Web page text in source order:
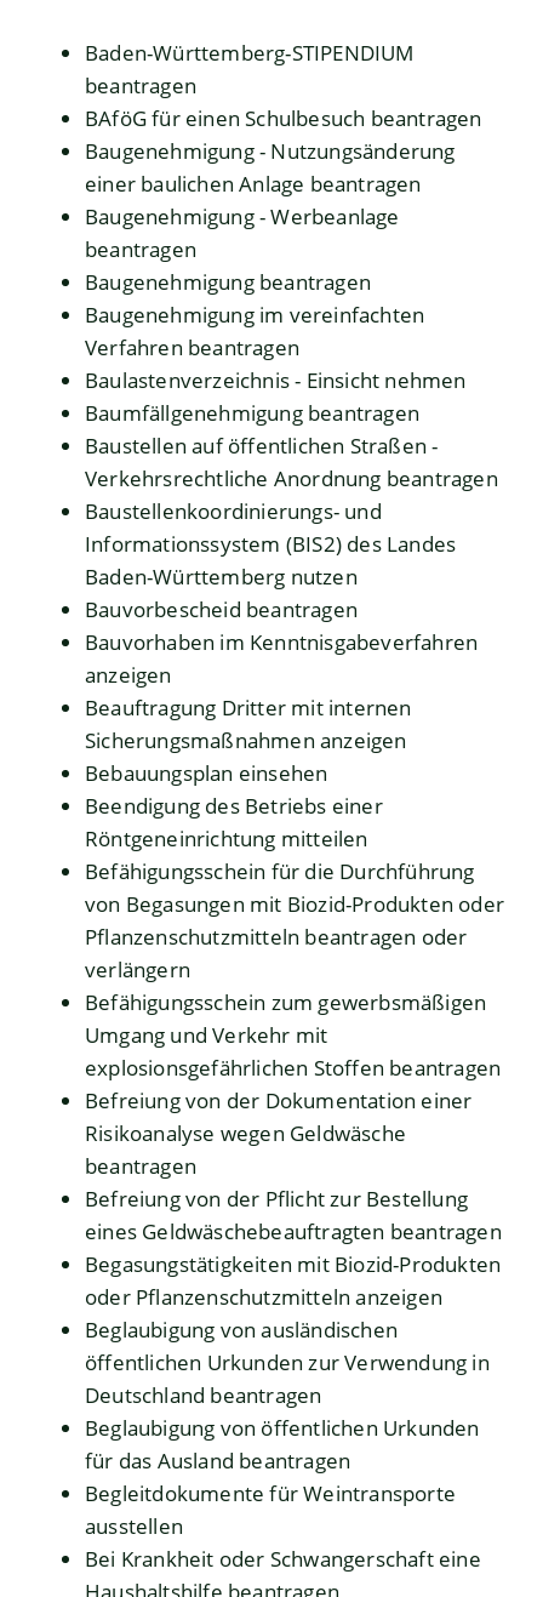
Baden-Württemberg-STIPENDIUM
beantragen
BAföG für einen Schulbesuch beantragen
Baugenehmigung - Nutzungsänderung
einer baulichen Anlage beantragen
Baugenehmigung - Werbeanlage
beantragen
Baugenehmigung beantragen
Baugenehmigung im vereinfachten
Verfahren beantragen
Baulastenverzeichnis - Einsicht nehmen
Baumfällgenehmigung beantragen
Baustellen auf öffentlichen Straßen -
Verkehrsrechtliche Anordnung beantragen
Baustellenkoordinierungs- und
Informationssystem (BIS2) des Landes
Baden-Württemberg nutzen
Bauvorbescheid beantragen
Bauvorhaben im Kenntnisgabeverfahren
anzeigen
Beauftragung Dritter mit internen
Sicherungsmaßnahmen anzeigen
Bebauungsplan einsehen
Beendigung des Betriebs einer
Röntgeneinrichtung mitteilen
Befähigungsschein für die Durchführung
von Begasungen mit Biozid-Produkten oder
Pflanzenschutzmitteln beantragen oder
verlängern
Befähigungsschein zum gewerbsmäßigen
Umgang und Verkehr mit
explosionsgefährlichen Stoffen beantragen
Befreiung von der Dokumentation einer
Risikoanalyse wegen Geldwäsche
beantragen
Befreiung von der Pflicht zur Bestellung
eines Geldwäschebeauftragten beantragen
Begasungstätigkeiten mit Biozid-Produkten
oder Pflanzenschutzmitteln anzeigen
Beglaubigung von ausländischen
öffentlichen Urkunden zur Verwendung in
Deutschland beantragen
Beglaubigung von öffentlichen Urkunden
für das Ausland beantragen
Begleitdokumente für Weintransporte
ausstellen
Bei Krankheit oder Schwangerschaft eine